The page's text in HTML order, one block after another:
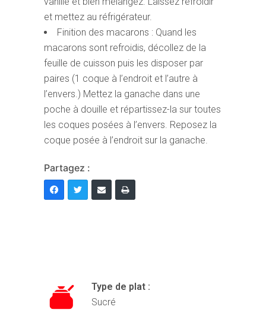
et mettez au réfrigérateur.
Finition des macarons : Quand les
macarons sont refroidis, décollez de la
feuille de cuisson puis les disposer par
paires (1 coque à l’endroit et l’autre à
l’envers.) Mettez la ganache dans une
poche à douille et répartissez-la sur toutes
les coques posées à l’envers. Reposez la
coque posée à l’endroit sur la ganache.
Partagez :
Type de plat :
Sucré